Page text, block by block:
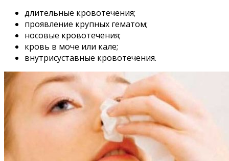
длительные кровотечения;
проявление крупных гематом;
носовые кровотечения;
кровь в моче или кале;
внутрисуставные кровотечения.